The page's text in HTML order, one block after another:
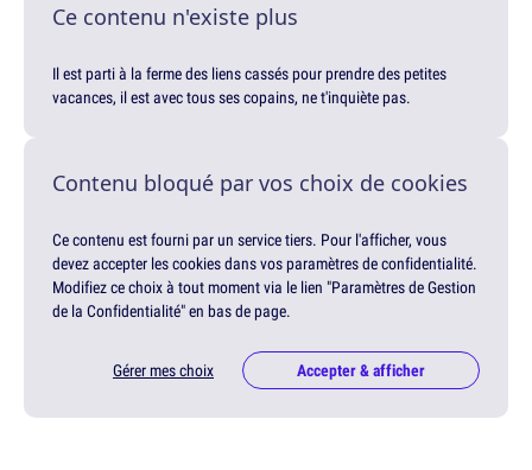
Ce contenu n'existe plus
Il est parti à la ferme des liens cassés pour prendre des petites
vacances, il est avec tous ses copains, ne t'inquiète pas.
Contenu bloqué par vos choix de cookies
Ce contenu est fourni par un service tiers. Pour l'afficher, vous
devez accepter les cookies dans vos paramètres de confidentialité.
Modifiez ce choix à tout moment via le lien "Paramètres de Gestion
de la Confidentialité" en bas de page.
Gérer mes choix Accepter & afficher